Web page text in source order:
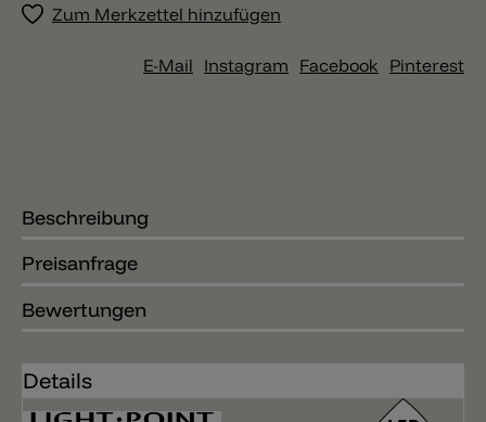
Zum Merkzettel hinzufügen
E-Mail Instagram Facebook Pinterest
Beschreibung
Preisanfrage
Bewertungen
Details